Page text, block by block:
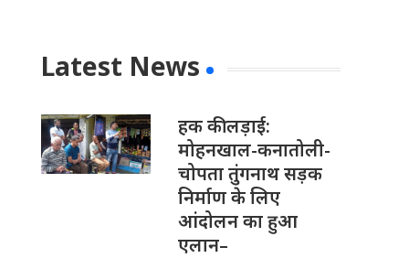
Latest News
हक की लड़ाई:
मोहनखाल-कनातोली-
चोपता तुंगनाथ सड़क
निर्माण के लिए
आंदोलन का हुआ
एलान–